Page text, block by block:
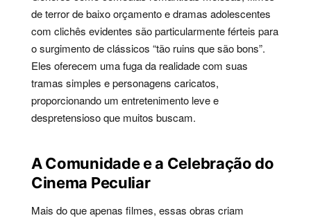
de terror de baixo orçamento e dramas adolescentes
com clichês evidentes são particularmente férteis para
o surgimento de clássicos “tão ruins que são bons”.
Eles oferecem uma fuga da realidade com suas
tramas simples e personagens caricatos,
proporcionando um entretenimento leve e
despretensioso que muitos buscam.
A Comunidade e a Celebração do
Cinema Peculiar
Mais do que apenas filmes, essas obras criam